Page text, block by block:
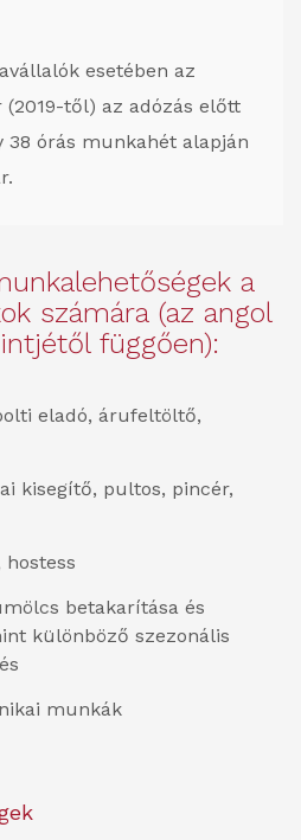
esetében az
től) az adózás előtt
38 órás munkahét alapján
a
számára (az angol
függően):
eladó, árufeltöltő,
kisegítő, pultos, pincér,
betakarítása és
különböző szezonális
munkák